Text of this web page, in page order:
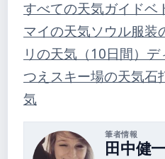
すべての天気ガイドベ
マイの天気ソウル服装
リの天気（10日間） デ
つえスキー場の天気石
気
筆者情報
田中健